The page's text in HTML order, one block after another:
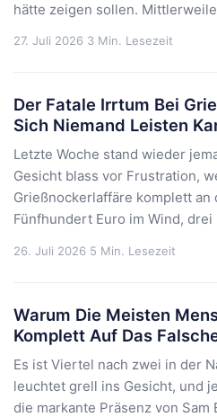
hätte zeigen sollen. Mittlerweile
27. Juli 2026 3 Min. Lesezeit
Der Fatale Irrtum Bei
Sich Niemand Leisten
Letzte Woche stand wieder
Gesicht blass vor Frustration,
Grießnockerlaffäre komplett an
Fünfhundert Euro im Wind, drei
26. Juli 2026 5 Min. Lesezeit
Warum Die Meisten
Komplett Auf Das
Es ist Viertel nach zwei in der
leuchtet grell ins Gesicht, und
die markante Präsenz von